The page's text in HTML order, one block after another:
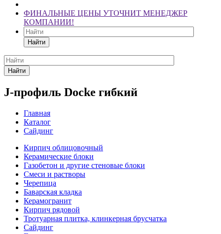
ФИНАЛЬНЫЕ ЦЕНЫ УТОЧНИТ МЕНЕДЖЕР
КОМПАНИИ!
Найти
Найти
J-профиль Docke гибкий
Главная
Каталог
Сайдинг
Кирпич облицовочный
Керамические блоки
Газобетон и другие стеновые блоки
Смеси и растворы
Черепица
Баварская кладка
Керамогранит
Кирпич рядовой
Тротуарная плитка, клинкерная брусчатка
Сайдинг